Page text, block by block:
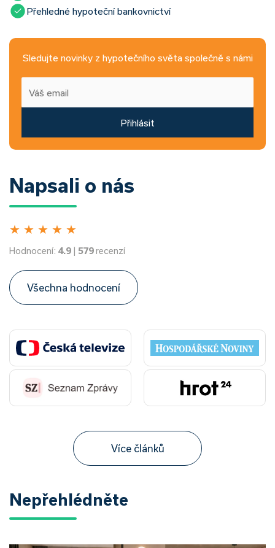
Přehledné hypoteční bankovnictví
Sledujte novinky z hypotečního světa společně s námi
Přihlásit
Napsali o nás
★ ★ ★ ★ ★
Hodnocení: 4.9 | 579recenzí
Všechna hodnocení
Více článků
Nepřehlédněte